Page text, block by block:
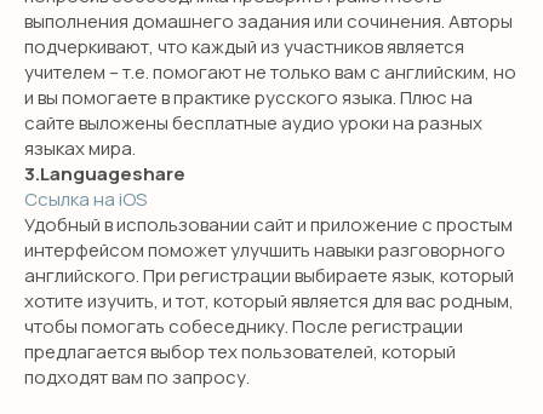
выполнения домашнего задания или сочинения. Авторы
подчеркивают, что каждый из участников является
учителем – т.е. помогают не только вам с английским, но
и вы помогаете в практике русского языка. Плюс на
сайте выложены бесплатные аудио уроки на разных
языках мира.
3.Languageshare
Ссылка на iOS
Удобный в использовании сайт и приложение с простым
интерфейсом поможет улучшить навыки разговорного
английского. При регистрации выбираете язык, который
хотите изучить, и тот, который является для вас родным,
чтобы помогать собеседнику. После регистрации
предлагается выбор тех пользователей, который
подходят вам по запросу.